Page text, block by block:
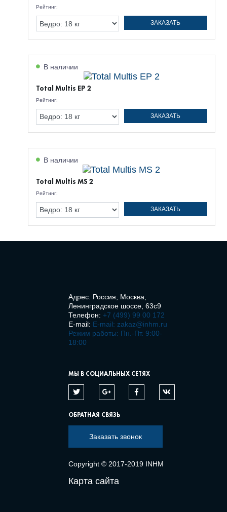
Рейтинг:
ЗАКАЗАТЬ
В наличии
Total Multis EP 2
Рейтинг:
ЗАКАЗАТЬ
В наличии
Total Multis MS 2
Рейтинг:
ЗАКАЗАТЬ
Адрес: Россия, Москва,
Ленинградское шоссе, 63с9
Телефон: +7 (499) 99 00 172
E-mail: E-mail: zakaz@inhm.ru
Режим работы: Пн.-Пт. 9:00-
18:00
МЫ В СОЦИАЛЬНЫХ СЕТЯХ
ОБРАТНАЯ СВЯЗЬ
Заказать звонок
Copyright © 2017-2019 INHM
Карта сайта